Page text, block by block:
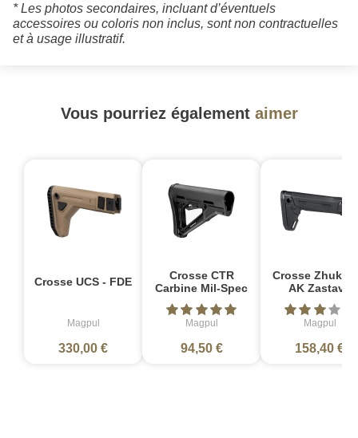
* Les photos secondaires, incluant d’éventuels
accessoires ou coloris non inclus, sont non contractuelles
et à usage illustratif.
Vous pourriez également aimer
Crosse UCS - FDE
Magpul
330,00 €
Crosse CTR
Carbine Mil-Spec
Magpul
94,50 €
Crosse
AK Zastava
Magpul
158,40 €